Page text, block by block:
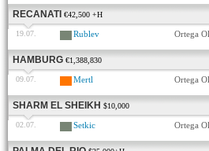
RECANATI €42,500 +H
19.07. Rublev Ortega
HAMBURG €1,388,830
09.07. Mertl Ortega
SHARM EL SHEIKH $10,000
02.07. Setkic Ortega